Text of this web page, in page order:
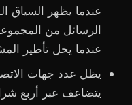
عندما يظهر السياق
عندما يحل تأطير
يتضاعف عبر أربع